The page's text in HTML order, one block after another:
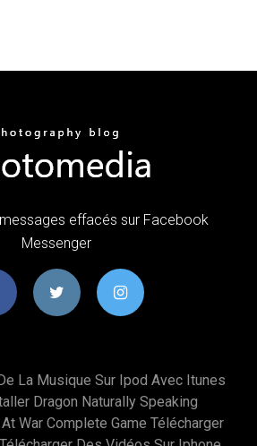
effacés sur Facebook
Messenger
La Musique Sur Ipod Avec Itunes
Dragon Naturally Speaking
War Complete Game Télécharger